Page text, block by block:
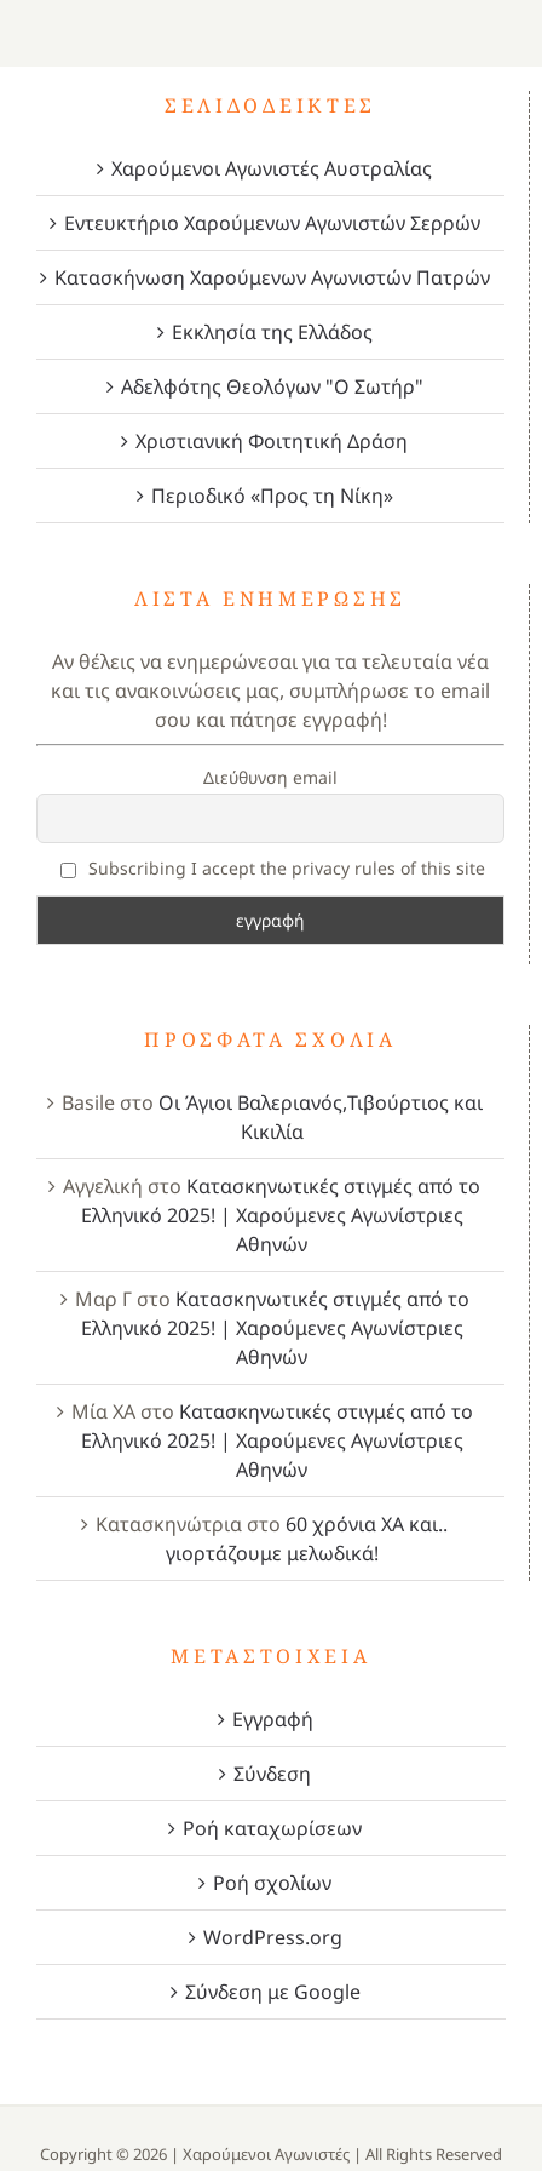
ΣΕΛΙΔΟΔΕΊΚΤΕΣ
Χαρούμενοι Αγωνιστές Αυστραλίας
Εντευκτήριο Χαρούμενων Αγωνιστών Σερρών
Κατασκήνωση Χαρούμενων Αγωνιστών Πατρών
Εκκλησία της Ελλάδος
Αδελφότης Θεολόγων "Ο Σωτήρ"
Χριστιανική Φοιτητική Δράση
Περιοδικό «Προς τη Νίκη»
ΛΊΣΤΑ ΕΝΗΜΈΡΩΣΗΣ
Αν θέλεις να ενημερώνεσαι για τα τελευταία νέα
και τις ανακοινώσεις μας, συμπλήρωσε το email
σου και πάτησε εγγραφή!
Διεύθυνση email
Subscribing I accept the privacy rules of this site
ΠΡΌΣΦΑΤΑ ΣΧΌΛΙΑ
Basileστο Οι Άγιοι Βαλεριανός,Τιβούρτιος και
Κικιλία
Αγγελική στο Κατασκηνωτικές στιγμές από το
Ελληνικό 2025! | Χαρούμενες Αγωνίστριες
Αθηνών
Μαρ Γστο Κατασκηνωτικές στιγμές από το
Ελληνικό 2025! | Χαρούμενες Αγωνίστριες
Αθηνών
Μία ΧΑστο Κατασκηνωτικές στιγμές από το
Ελληνικό 2025! | Χαρούμενες Αγωνίστριες
Αθηνών
Κατασκηνώτρια στο 60 χρόνια ΧΑ και..
γιορτάζουμε μελωδικά!
ΜΕΤΑΣΤΟΙΧΕΊΑ
Εγγραφή
Σύνδεση
Ροή καταχωρίσεων
Ροή σχολίων
WordPress.org
Σύνδεση με Google
Copyright © 2026 | Χαρούμενοι Αγωνιστές | All Rights Reserved